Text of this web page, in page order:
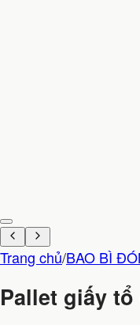
Trang chủ/BAO BÌ
Pallet giấy tổ